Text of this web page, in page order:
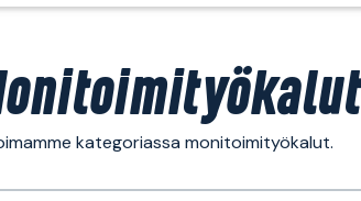
kategoriassa monitoimityökalut.